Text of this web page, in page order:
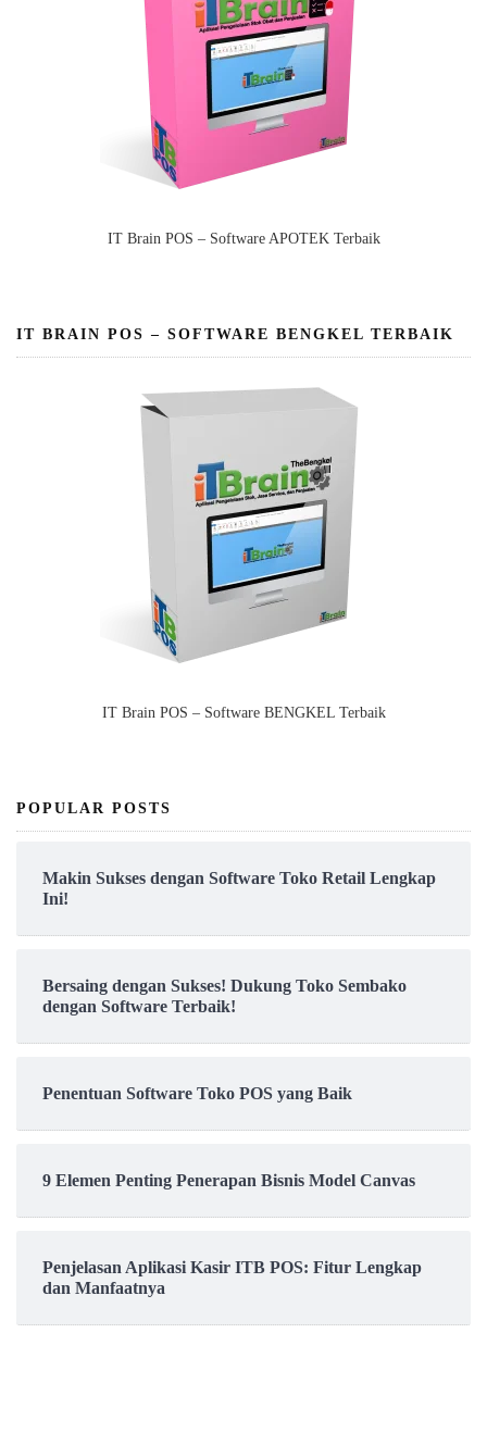
IT Brain POS – Software APOTEK Terbaik
IT BRAIN POS – SOFTWARE BENGKEL TERBAIK
IT Brain POS – Software BENGKEL Terbaik
POPULAR POSTS
Makin Sukses dengan Software Toko Retail Lengkap
Ini!
Bersaing dengan Sukses! Dukung Toko Sembako
dengan Software Terbaik!
Penentuan Software Toko POS yang Baik
9 Elemen Penting Penerapan Bisnis Model Canvas
Penjelasan Aplikasi Kasir ITB POS: Fitur Lengkap
dan Manfaatnya